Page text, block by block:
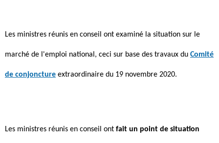
Les ministres réunis en conseil ont examiné la situation sur le
marché de l'emploi national, ceci sur base des travaux du Comité
de conjoncture extraordinaire du 19 novembre 2020.
Les ministres réunis en conseil ont fait un point de situation